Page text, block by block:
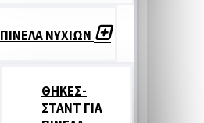
ΠΙΝΕΛΑ ΝΥΧΙΩΝ
ΘΗΚΕΣ-
ΣΤΑΝΤ ΓΙΑ